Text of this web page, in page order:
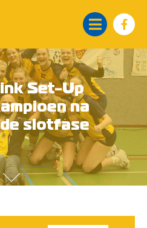
Set-Up
na
slotfase